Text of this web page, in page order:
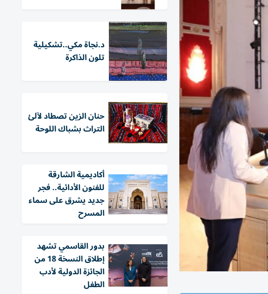
د.نجاة مكي..تشكيلية
تلون الذاكرة
حنان الزين تصطاد لآلئ
التراث بشباك اللوحة
أكاديمية الشارقة
للفنون الأدائية.. فجر
جديد يشرق على سماء
المسرح
بدور القاسمي تشهد
إطلاق النسخة 18 من
الجائزة الدولية لأدب
الطفل